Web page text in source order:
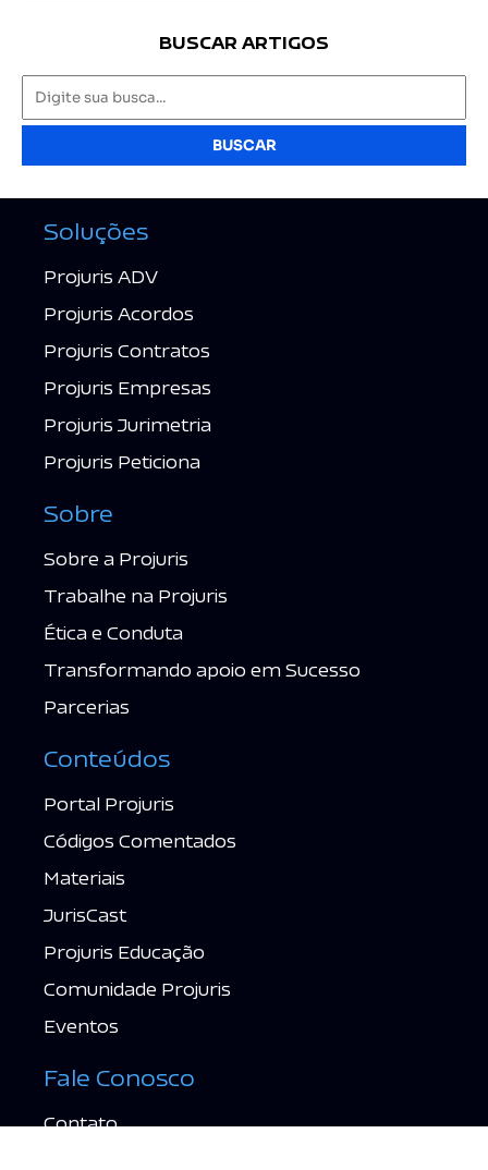
BUSCAR ARTIGOS
BUSCAR
Soluções
Projuris ADV
Projuris Acordos
Projuris Contratos
Projuris Empresas
Projuris Jurimetria
Projuris Peticiona
Sobre
Sobre a Projuris
Trabalhe na Projuris
Ética e Conduta
Transformando apoio em Sucesso
Parcerias
Conteúdos
Portal Projuris
Códigos Comentados
Materiais
JurisCast
Projuris Educação
Comunidade Projuris
Eventos
Fale Conosco
Contato